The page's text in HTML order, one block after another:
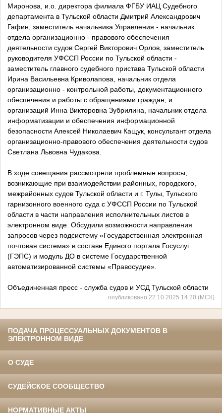
Миронова, и.о. директора филиала ФГБУ ИАЦ Судебного
департамента в Тульской области Дмитрий Александрович
Гафин, заместитель начальника Управления - начальник
отдела организационно - правового обеспечения
деятельности судов Сергей Викторович Орлов, заместитель
руководителя УФССП России по Тульской области -
заместитель главного судебного пристава Тульской области
Ирина Васильевна Криволапова, начальник отдела
организационно - контрольной работы, документационного
обеспечения и работы с обращениями граждан, и
организаций Инна Викторовна Зубрилина, начальник отдела
информатизации и обеспечения информационной
безопасности Алексей Николаевич Кащук, консультант отдела
организационно-правового обеспечения деятельности судов
Светлана Львовна Чудакова.
В ходе совещания рассмотрели проблемные вопросы,
возникающие при взаимодействии районных, городского,
межрайонных судов Тульской области и г. Тулы, Тульского
гарнизонного военного суда с УФССП России по Тульской
области в части направления исполнительных листов в
электронном виде. Обсудили возможности направления
запросов через подсистему «Государственная электронная
почтовая система» в составе Единого портала Госуслуг
(ГЭПС) и модуль ДО в системе Государственной
автоматизированной системы «Правосудие».
Объединенная пресс - служба судов и УСД Тульской области
опубликовано 22.10.2025 14:20 (МСК)
ПОДАЧА ПРОЦЕССУАЛЬНЫХ ДОКУМЕНТОВ В
ЭЛЕКТРОННОМ ВИДЕ
О СУДЕ
СУДЕЙСКОЕ СООБЩЕСТВО
НОРМАТИВНЫЕ АКТЫ